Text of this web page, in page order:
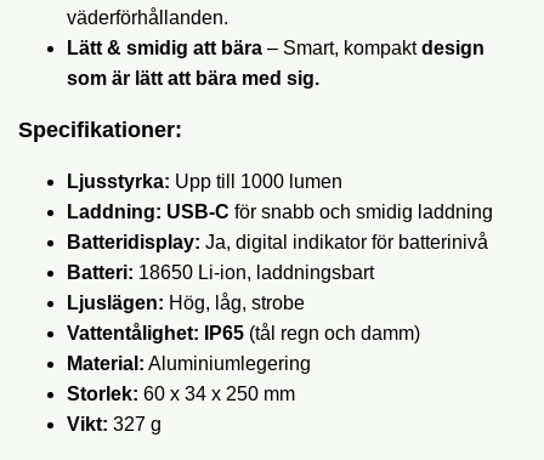
väderförhållanden.
Lätt & smidig att bära – Smart, kompaktdesign
som är lätt att bära med sig.
Specifikationer:
Ljusstyrka: Upp till 1000 lumen
Laddning: USB-C för snabb och smidig laddning
Batteridisplay: Ja, digital indikator för batterinivå
Batteri: 18650 Li-ion, laddningsbart
Ljuslägen: Hög, låg, strobe
Vattentålighet:
IP65 (tål regn och damm)
Material: Aluminiumlegering
Storlek: 60 x 34 x 250 mm
Vikt: 327 g